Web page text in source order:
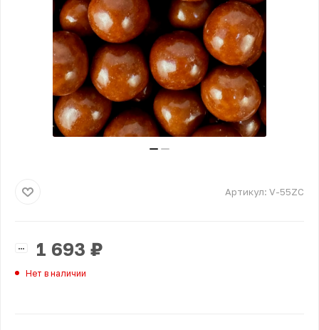
Артикул: V-55ZC
1 693 ₽
Нет в наличии